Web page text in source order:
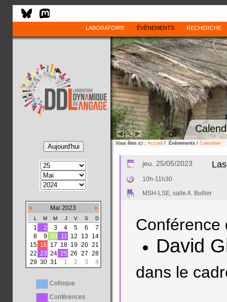
LABORATOIRE ÉVÈNEMENTS RECHERCHE
Mai 2023
L M M J V S D
1 2 3 4 5 6
7
8
9 10 11 12 13 14
15 16 17 18 19 20 21
22 23 24 25 26 27 28
29 30 31 1 2 3 4
Colloque
Conférences
Vous êtes ici : Accueil / Évènements / Calendrier
jeu. 25/05/2023
10h-11h30
MSH-LSE, salle A. Bollier
Conférence
David
dans le